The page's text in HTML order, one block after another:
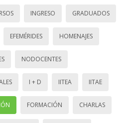
INGRESO GRADUADOS
EFEMÉRIDES HOMENAJES
NODOCENTES
I + D IITEA IITAE
FORMACIÓN CHARLAS